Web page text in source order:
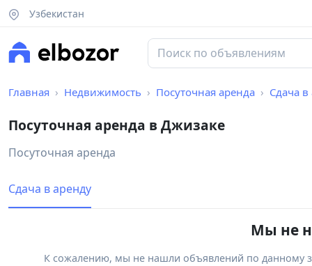
Узбекистан
Главная Недвижимость Посуточная аренда Сдача в
Посуточная аренда в Джизаке
Посуточная аренда
Сдача в аренду
Мы не
К сожалению, мы не нашли объявлений по данному